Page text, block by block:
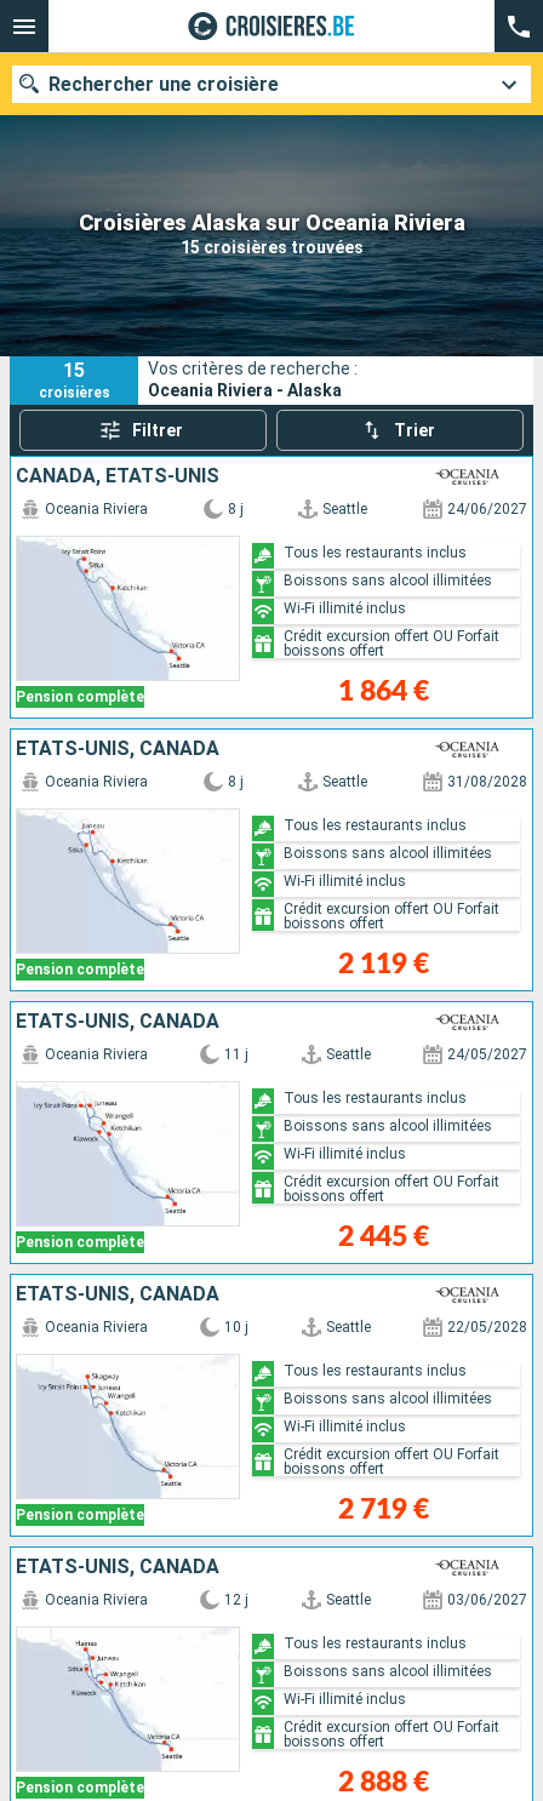
Croisières Alaska sur Oceania Riviera
15 croisières trouvées
Rechercher une croisière
Nos destinations
Mois de départ
Ports Compagnies
Rechercher
15
croisières
Vos critères de recherche :
Oceania Riviera - Alaska
Filtrer Trier
CANADA, ÉTATS-UNIS
Pension complète
Oceania Riviera 8 j Seattle 24/06/2027
1 864 €
Tous les restaurants inclus
Boissons sans alcool illimitées
Wi-Fi illimité inclus
Crédit excursion offert OU Forfait
boissons offert
ÉTATS-UNIS, CANADA
Pension complète
Oceania Riviera 8 j Seattle 31/08/2028
2 119 €
Tous les restaurants inclus
Boissons sans alcool illimitées
Wi-Fi illimité inclus
Crédit excursion offert OU Forfait
boissons offert
ÉTATS-UNIS, CANADA
Pension complète
Oceania Riviera 11 j Seattle 24/05/2027
2 445 €
Tous les restaurants inclus
Boissons sans alcool illimitées
Wi-Fi illimité inclus
Crédit excursion offert OU Forfait
boissons offert
ÉTATS-UNIS, CANADA
Pension complète
Oceania Riviera 10 j Seattle 22/05/2028
2 719 €
Tous les restaurants inclus
Boissons sans alcool illimitées
Wi-Fi illimité inclus
Crédit excursion offert OU Forfait
boissons offert
ÉTATS-UNIS, CANADA
Pension complète
Oceania Riviera 12 j Seattle 03/06/2027
2 888 €
Tous les restaurants inclus
Boissons sans alcool illimitées
Wi-Fi illimité inclus
Crédit excursion offert OU Forfait
boissons offert